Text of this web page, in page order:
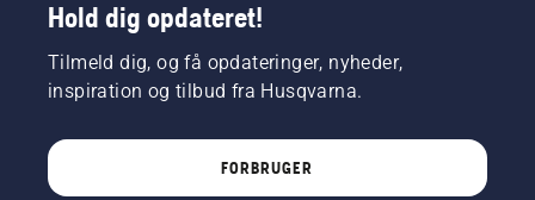
Hold dig opdateret!
Tilmeld dig, og få opdateringer, nyheder,
inspiration og tilbud fra Husqvarna.
FORBRUGER